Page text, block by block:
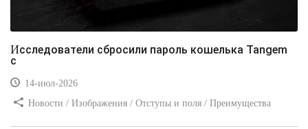
Исследователи сбросили пароль кошелька Tangem
с
14-июл-2026
Новости / Изображения / Отступы и поля / Преимущества